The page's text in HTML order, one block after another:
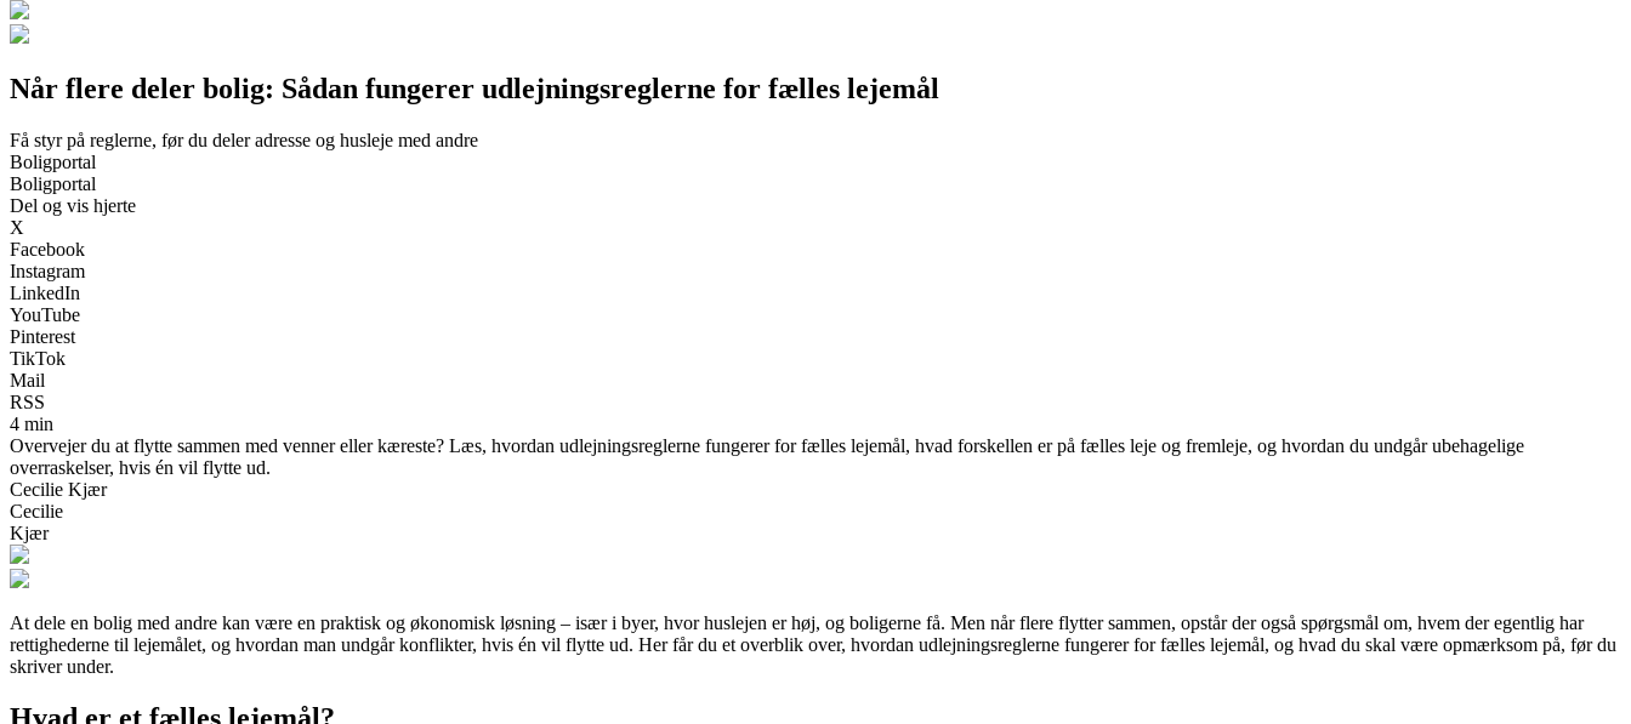
Når flere deler bolig: Sådan fungerer udlejningsreglerne for fælles lejemål
Få styr på reglerne, før du deler adresse og husleje med andre
Boligportal
Boligportal
Del og vis hjerte
X
Facebook
Instagram
LinkedIn
YouTube
Pinterest
TikTok
Mail
RSS
4 min
Overvejer du at flytte sammen med venner eller kæreste? Læs, hvordan udlejningsreglerne fungerer for fælles lejemål, hvad forskellen er på fælles leje og fremleje, og hvordan du undgår ubehagelige
overraskelser, hvis én vil flytte ud.
Cecilie Kjær
Cecilie
Kjær
At dele en bolig med andre kan være en praktisk og økonomisk løsning – især i byer, hvor huslejen er høj, og boligerne få. Men når flere flytter sammen, opstår der også spørgsmål om, hvem der egentlig har
rettighederne til lejemålet, og hvordan man undgår konflikter, hvis én vil flytte ud. Her får du et overblik over, hvordan udlejningsreglerne fungerer for fælles lejemål, og hvad du skal være opmærksom på, før du
skriver under.
Hvad er et fælles lejemål?